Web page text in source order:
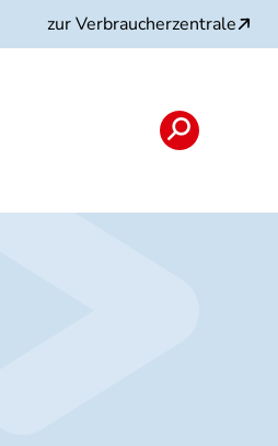
zur Verbraucherzentrale